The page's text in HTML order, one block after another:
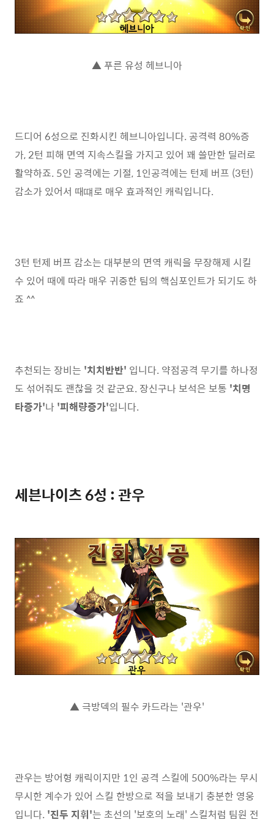
▲ 푸른 유성 헤브니아
드디어 6성으로 진화시킨 헤브니아입니다. 공격력 80%증
가, 2턴 피해 면역 지속스킬을 가지고 있어 꽤 쓸만한 딜러로
활약하죠. 5인 공격에는 기절, 1인공격에는 턴제 버프 (3턴)
감소가 있어서 때떄로 매우 효과적인 캐릭입니다.
3턴 턴제 버프 감소는 대부분의 면역 캐릭을 무장해제 시킬
수 있어 때에 따라 매우 귀중한 팀의 핵심포인트가 되기도 하
죠 ^^
추천되는 장비는 '치치반반' 입니다. 약점공격 무기를 하나정
도 섞어줘도 괜찮을 것 같군요. 장신구나 보석은 보통 '치명
타증가'나 '피해량증가'입니다.
세븐나이츠 6성 : 관우
▲ 극방덱의 필수 카드라는 '관우'
관우는 방어형 캐릭이지만 1인 공격 스킬에 500%라는 무시
무시한 계수가 있어 스킬 한방으로 적을 보내기 충분한 영웅
입니다. '진두 지휘'는 초선의 '보호의 노래' 스킬처럼 팀원 전